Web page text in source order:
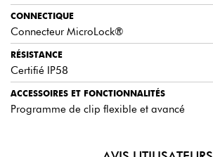
CONNECTIQUE
Connecteur MicroLock®
RÉSISTANCE
Certifié IP58
ACCESSOIRES ET FONCTIONNALITÉS
Programme de clip flexible et avancé